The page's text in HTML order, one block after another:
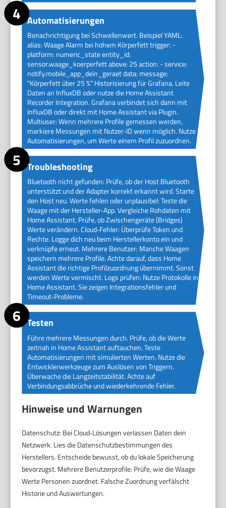
Automatisierungen
Benachrichtigung bei Schwellenwert. Beispiel YAML:
alias: Waage Alarm bei hohem Körperfett trigger: -
platform: numeric_state entity_id:
sensor.waage_koerperfett above: 25 action: - service:
notify.mobile_app_dein_geraet data: message:
"Körperfett über 25 %" Historisierung für Grafana. Leite
Daten an InfluxDB oder nutze die Home Assistant
Recorder Integration. Grafana verbindet sich dann mit
InfluxDB oder direkt mit Home Assistant via Plugin.
Multiuser: Wenn mehrere Profile gemessen werden,
markiere Messungen mit Nutzer‑ID wenn möglich. Nutze
Automatisierungen, um Werte einem Profil zuzuordnen.
Troubleshooting
Bluetooth nicht gefunden: Prüfe, ob der Host Bluetooth
unterstützt und der Adapter korrekt erkannt wird. Starte
den Host neu. Werte fehlen oder unplausibel: Teste die
Waage mit der Hersteller‑App. Vergleiche Rohdaten mit
Home Assistant. Prüfe, ob Zwischengeräte (Bridges)
Werte verändern. Cloud‑Fehler: Überprüfe Token und
Rechte. Logge dich neu beim Herstellerkonto ein und
verknüpfe erneut. Mehrere Benutzer: Manche Waagen
speichern mehrere Profile. Achte darauf, dass Home
Assistant die richtige Profilzuordnung übernimmt. Sonst
werden Werte vermischt. Logs prüfen: Nutze Protokolle in
Home Assistant. Sie zeigen Integrationsfehler und
Timeout‑Probleme.
Testen
Führe mehrere Messungen durch. Prüfe, ob die Werte
zeitnah in Home Assistant auftauchen. Teste
Automatisierungen mit simulierten Werten. Nutze die
Entwicklerwerkzeuge zum Auslösen von Triggern.
Überwache die Langzeitstabilität. Achte auf
Verbindungsabbrüche und wiederkehrende Fehler.
Hinweise und Warnungen
Datenschutz: Bei Cloud‑Lösungen verlassen Daten dein
Netzwerk. Lies die Datenschutzbestimmungen des
Herstellers. Entscheide bewusst, ob du lokale Speicherung
bevorzugst. Mehrere Benutzerprofile: Prüfe, wie die Waage
Werte Personen zuordnet. Falsche Zuordnung verfälscht
Historie und Auswertungen.